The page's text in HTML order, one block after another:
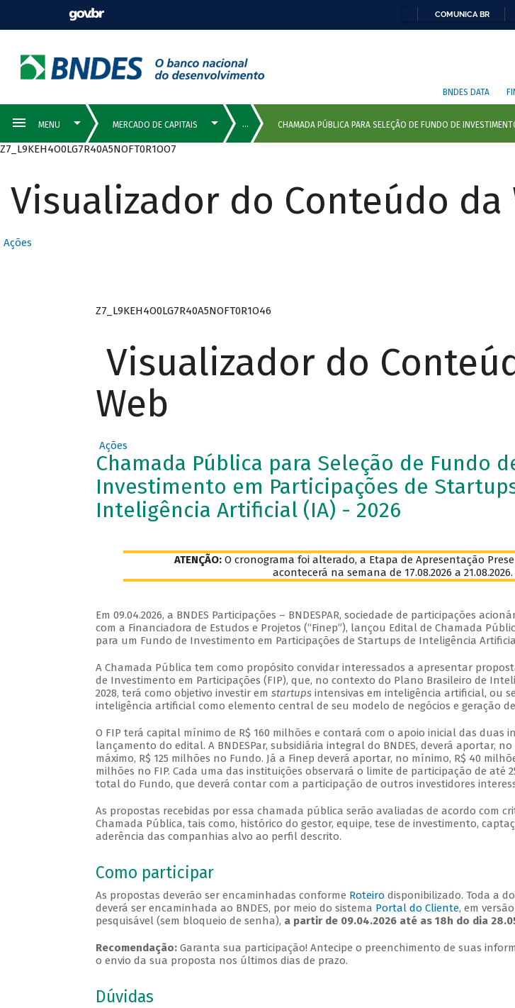
COMUNICA BR
BNDES DATA
Z7_L9KEH4O0LG7R40A5NOFT0R1OO7
Visualizador do Conteúdo da
Ações
Z7_L9KEH4O0LG7R40A5NOFT0R1O46
Visualizador do
Web
Ações
Chamada Pública para Seleção de Fundo
Investimento em Participações de
Inteligência Artificial (IA) - 2026
ATENÇÃO:O cronograma foi alterado, a Etapa de Apresentação
acontecerá na semana de 17.08.2026 a 21.08.2026.
Em 09.04.2026, a BNDES Participações – BNDESPAR, sociedade de participações
com a Financiadora de Estudos e Projetos (“Finep”), lançou Edital de Chamada
para um Fundo de Investimento em Participações de Startups de Inteligência
A Chamada Pública tem como propósito convidar interessados a apresentar
de Investimento em Participações (FIP), que, no contexto do Plano Brasileiro de
2028, terá como objetivo investir em startups intensivas em inteligência artificial, ou
inteligência artificial como elemento central de seu modelo de negócios e geração
O FIP terá capital mínimo de R$ 160 milhões e contará com o apoio inicial das duas
lançamento do edital. A BNDESPar, subsidiária integral do BNDES, deverá aportar,
máximo, R$ 125 milhões no Fundo. Já a Finep deverá aportar, no mínimo, R$ 40
milhões no FIP. Cada uma das instituições observará o limite de participação de até
total do Fundo, que deverá contar com a participação de outros investidores
As propostas recebidas por essa chamada pública serão avaliadas de acordo com
Chamada Pública, tais como, histórico do gestor, equipe, tese de investimento,
aderência das companhias alvo ao perfil descrito.
Como participar
As propostas deverão ser encaminhadas conforme Roteiro disponibilizado. Toda a
deverá ser encaminhada ao BNDES, por meio do sistema Portal do Cliente, em
pesquisável (sem bloqueio de senha), a partir de 09.04.2026 até as 18h do dia
Recomendação:Garanta sua participação! Antecipe o preenchimento de suas
o envio da sua proposta nos últimos dias de prazo.
Dúvidas